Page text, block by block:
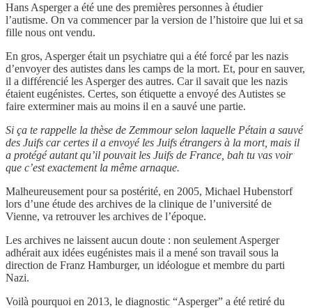
Hans Asperger a été une des premières personnes à étudier
l’autisme. On va commencer par la version de l’histoire que lui et sa
fille nous ont vendu.
En gros, Asperger était un psychiatre qui a été forcé par les nazis
d’envoyer des autistes dans les camps de la mort. Et, pour en sauver,
il a différencié les Asperger des autres. Car il savait que les nazis
étaient eugénistes. Certes, son étiquette a envoyé des Autistes se
faire exterminer mais au moins il en a sauvé une partie.
Si ça te rappelle la thèse de Zemmour selon laquelle Pétain a sauvé
des Juifs car certes il a envoyé les Juifs étrangers à la mort, mais il
a protégé autant qu’il pouvait les Juifs de France, bah tu vas voir
que c’est exactement la même arnaque.
Malheureusement pour sa postérité, en 2005, Michael Hubenstorf
lors d’une étude des archives de la clinique de l’université de
Vienne, va retrouver les archives de l’époque.
Les archives ne laissent aucun doute : non seulement Asperger
adhérait aux idées eugénistes mais il a mené son travail sous la
direction de Franz Hamburger, un idéologue et membre du parti
Nazi.
Voilà pourquoi en 2013, le diagnostic “Asperger” a été retiré du